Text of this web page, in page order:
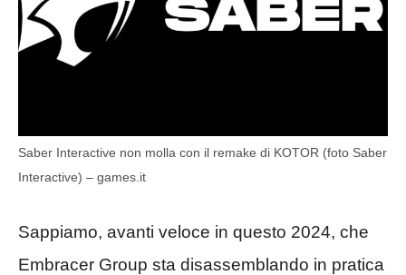
Saber Interactive non molla con il remake di KOTOR (foto Saber
Interactive) – games.it
Sappiamo, avanti veloce in questo 2024, che
Embracer Group sta disassemblando in pratica